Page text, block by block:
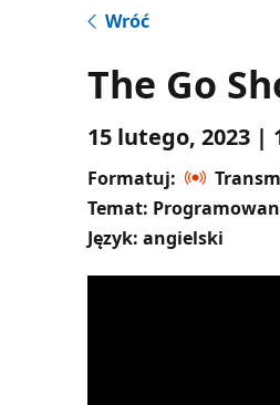
Wróć
The Go
15 lutego, 2023 |
Formatuj:
Temat:
Język: angielski